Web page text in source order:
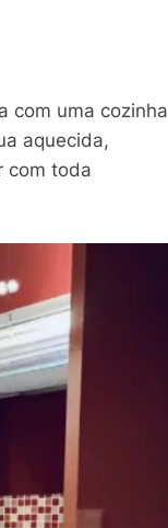
com uma cozinha
aquecida,
com toda